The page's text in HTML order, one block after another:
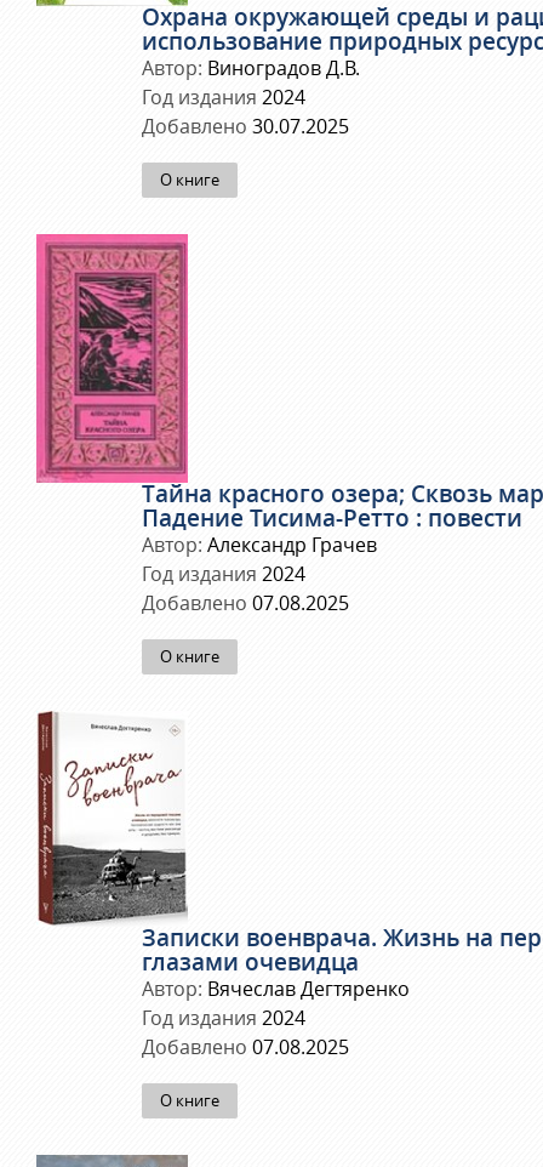
Охрана окружающей среды и
использование природных
Автор: Виноградов Д.В.
Год издания 2024
Добавлено 30.07.2025
О книге
Тайна красного озера; Сквозь
Падение Тисима-Ретто : повести
Автор: Александр Грачев
Год издания 2024
Добавлено 07.08.2025
О книге
Записки военврача. Жизнь на
глазами очевидца
Автор: Вячеслав Дегтяренко
Год издания 2024
Добавлено 07.08.2025
О книге